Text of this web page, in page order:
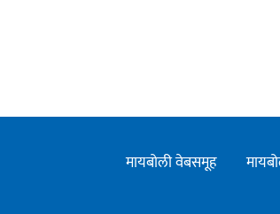
मायबोली वेबसमूह